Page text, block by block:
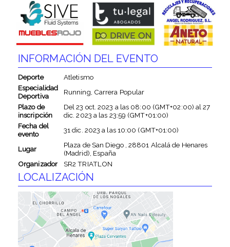
INFORMACIÓN DEL EVENTO
Deporte
Atletismo
Especialidad
Deportiva
Running, Carrera Popular
Plazo de
inscripción
Del23 oct. 2023 a las 08:00 (GMT+02:00) al27
dic. 2023 a las 23:59 (GMT+01:00)
Fecha del
evento
31 dic. 2023 a las10:00 (GMT+01:00)
Lugar
Plaza de San Diego , 28801 Alcalá de Henares
(Madrid), España
Organizador
SR2 TRIATLON
LOCALIZACIÓN